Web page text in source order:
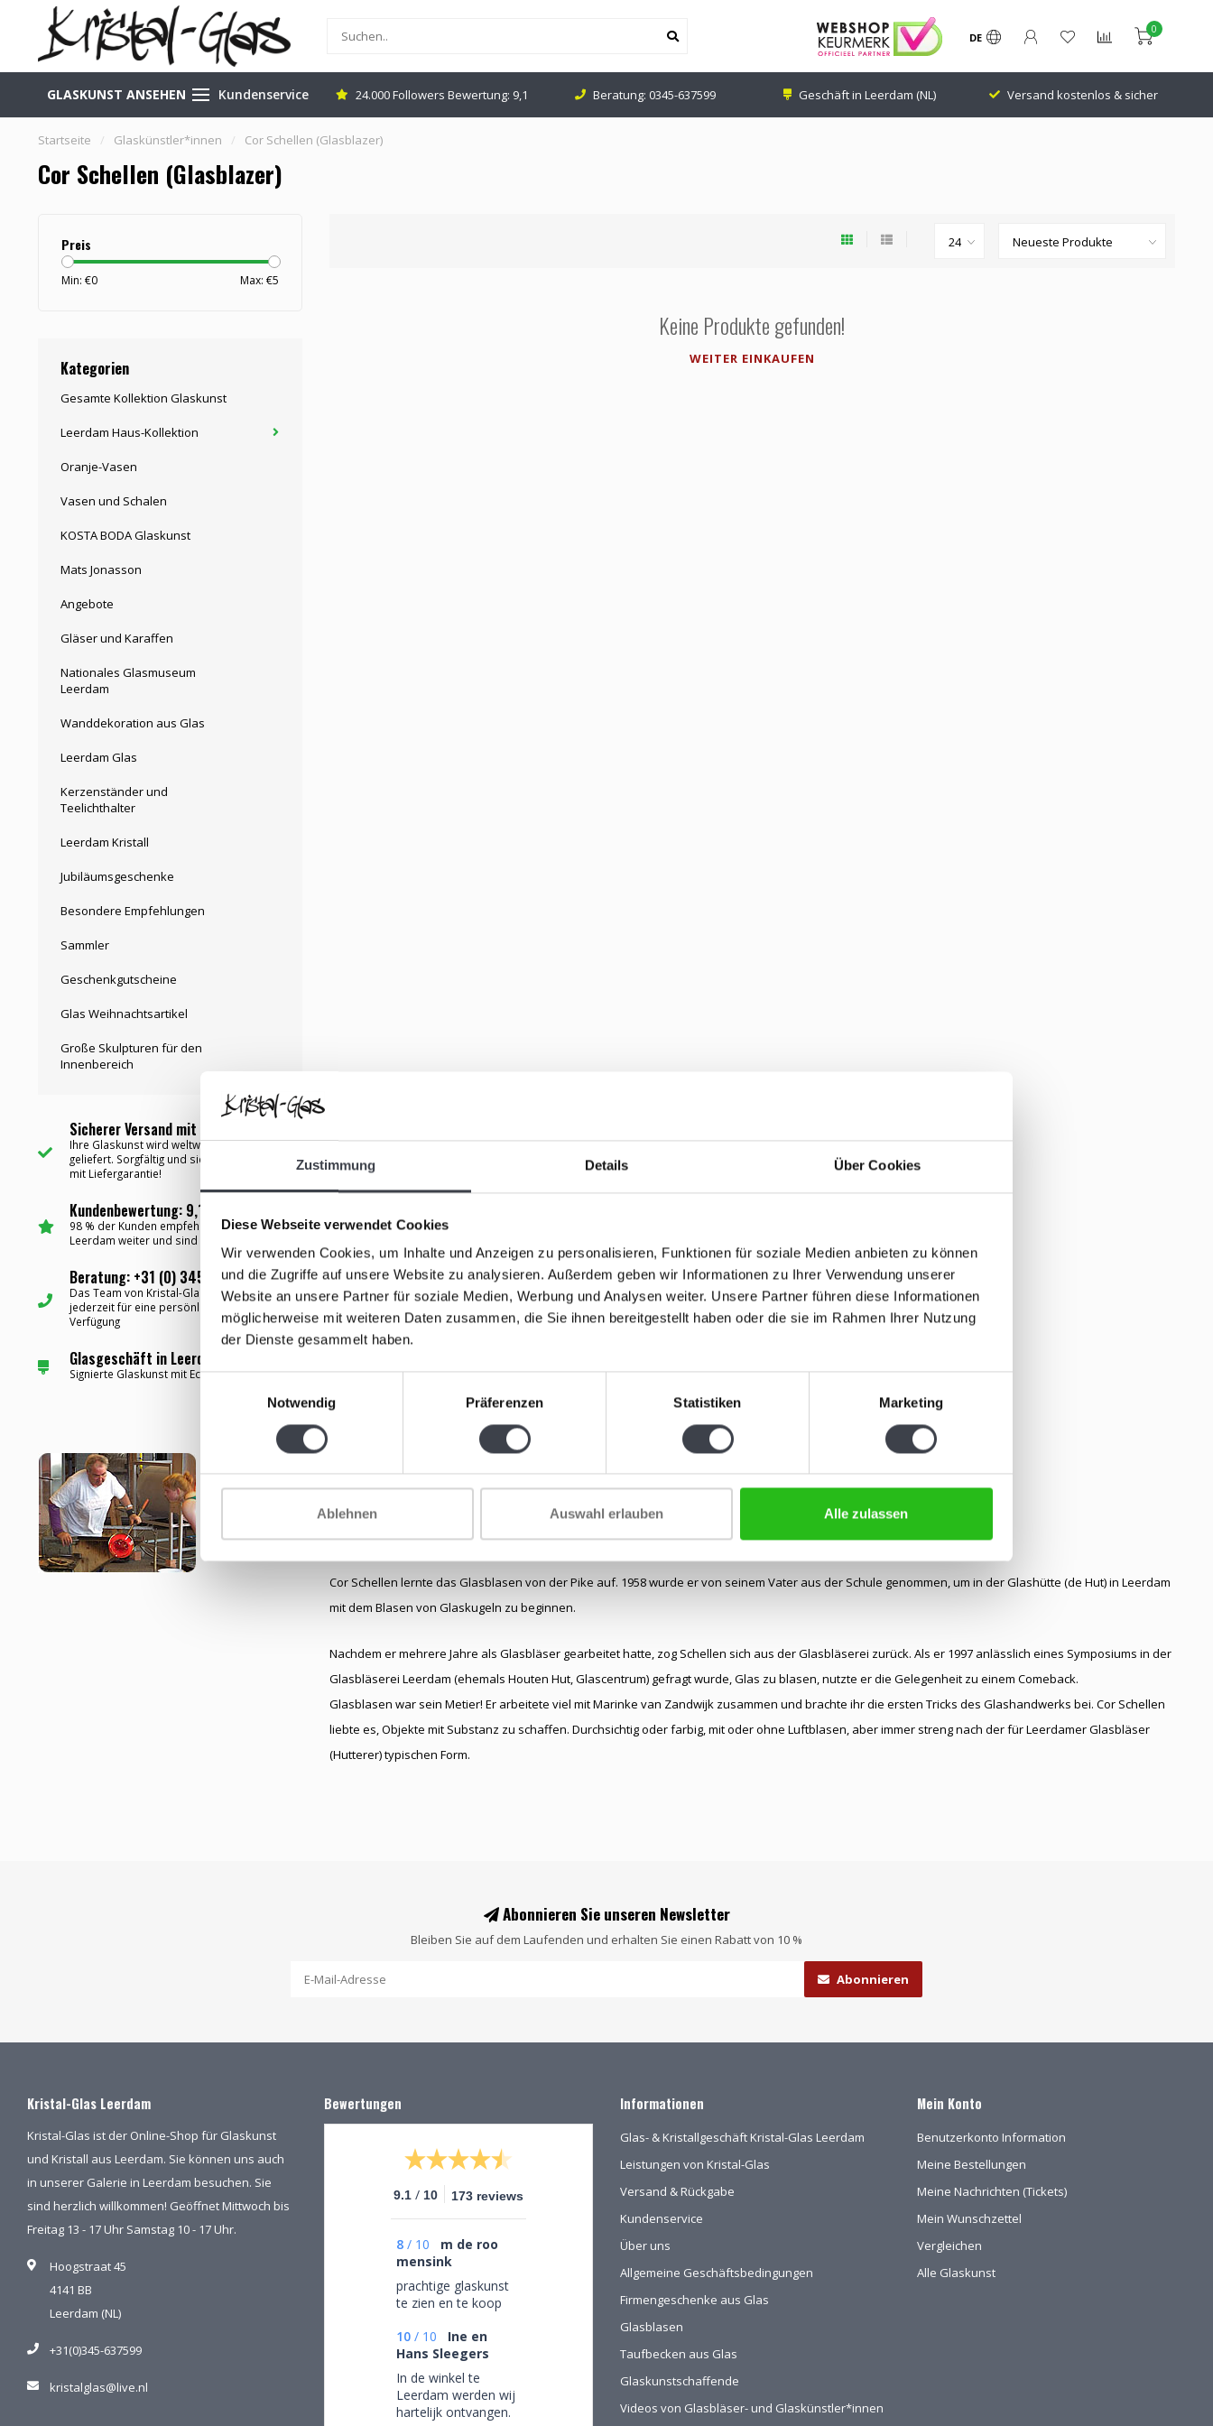
Zustimmung Details Über Cookies
Diese Webseite verwendet Cookies
Wir verwenden Cookies, um Inhalte und Anzeigen zu personalisieren, Funktionen für soziale Medien anbieten zu können
und die Zugriffe auf unsere Website zu analysieren. Außerdem geben wir Informationen zu Ihrer Verwendung unserer
Website an unsere Partner für soziale Medien, Werbung und Analysen weiter. Unsere Partner führen diese Informationen
möglicherweise mit weiteren Daten zusammen, die Sie ihnen bereitgestellt haben oder die sie im Rahmen Ihrer Nutzung
der Dienste gesammelt haben.
Einwilligungsauswahl
Notwendig
Präferenzen Statistiken Marketing
Ablehnen Auswahl erlauben Alle zulassen
DE
0
GLASKUNST ANSEHEN Kundenservice
Leerdam (NL) Versand kostenlos & sicher 24.000 Followers Bewertung: 9,1 Beratung: 0345-637599 Geschäft in Leerdam (NL) Versand kostenlos & sicher
Startseite / Glaskünstler*innen / Cor Schellen (Glasblazer)
Cor Schellen (Glasblazer)
Preis
Min: €0 Max: €5
Kategorien
Gesamte Kollektion Glaskunst
Leerdam Haus-Kollektion
Oranje-Vasen
Vasen und Schalen
KOSTA BODA Glaskunst
Mats Jonasson
Angebote
Gläser und Karaffen
Nationales Glasmuseum
Leerdam
Wanddekoration aus Glas
Leerdam Glas
Kerzenständer und
Teelichthalter
Leerdam Kristall
Jubiläumsgeschenke
Besondere Empfehlungen
Sammler
Geschenkgutscheine
Glas Weihnachtsartikel
Große Skulpturen für den
Innenbereich
Sicherer Versand mit Garantie ✅
Ihre Glaskunst wird weltweit mit PostNL
geliefert. Sorgfältig und sicher verpackt und
mit Liefergarantie!
Kundenbewertung: 9,1 ✅
98 % der Kunden empfehlen Kristal-Glas
Leerdam weiter und sind sehr zufrieden
Beratung: +31 (0) 345-637599 ✅
Das Team von Kristal-Glas steht Ihnen
jederzeit für eine persönliche Beratung zur
Verfügung
Glasgeschäft in Leerdam (NL) ✅
Signierte Glaskunst mit Echtheitszertifikat
Keine Produkte gefunden!
WEITER EINKAUFEN
Geboren: 18. März 1944, Leerdam (NL)
Gestorben: 19. März 2016
Cor Schellen lernte das Glasblasen von der Pike auf. 1958 wurde er von seinem Vater aus der Schule genommen, um in der Glashütte (de Hut) in Leerdam
mit dem Blasen von Glaskugeln zu beginnen.
Nachdem er mehrere Jahre als Glasbläser gearbeitet hatte, zog Schellen sich aus der Glasbläserei zurück. Als er 1997 anlässlich eines Symposiums in der
Glasbläserei Leerdam (ehemals Houten Hut, Glascentrum) gefragt wurde, Glas zu blasen, nutzte er die Gelegenheit zu einem Comeback.
Glasblasen war sein Metier! Er arbeitete viel mit Marinke van Zandwijk zusammen und brachte ihr die ersten Tricks des Glashandwerks bei. Cor Schellen
liebte es, Objekte mit Substanz zu schaffen. Durchsichtig oder farbig, mit oder ohne Luftblasen, aber immer streng nach der für Leerdamer Glasbläser
(Hutterer) typischen Form.
Abonnieren Sie unseren Newsletter
Bleiben Sie auf dem Laufenden und erhalten Sie einen Rabatt von 10 %
Abonnieren
Kristal-Glas Leerdam
Kristal-Glas ist der Online-Shop für Glaskunst
und Kristall aus Leerdam. Sie können uns auch
in unserer Galerie in Leerdam besuchen. Sie
sind herzlich willkommen! Geöffnet Mittwoch bis
Freitag 13 - 17 Uhr Samstag 10 - 17 Uhr.
Hoogstraat 45
4141 BB
Leerdam (NL)
+31(0)345-637599
kristalglas@live.nl
Bewertungen
9.1 / 10 173 reviews
8 / 10
m de roo
mensink
prachtige glaskunst
te zien en te koop
10 / 10
Ine en
Hans Sleegers
In de winkel te
Leerdam werden wij
hartelijk ontvangen.
Informationen
Glas- & Kristallgeschäft Kristal-Glas Leerdam
Leistungen von Kristal-Glas
Versand & Rückgabe
Kundenservice
Über uns
Allgemeine Geschäftsbedingungen
Firmengeschenke aus Glas
Glasblasen
Taufbecken aus Glas
Glaskunstschaffende
Videos von Glasbläser- und Glaskünstler*innen
Mein Konto
Benutzerkonto Information
Meine Bestellungen
Meine Nachrichten (Tickets)
Mein Wunschzettel
Vergleichen
Alle Glaskunst